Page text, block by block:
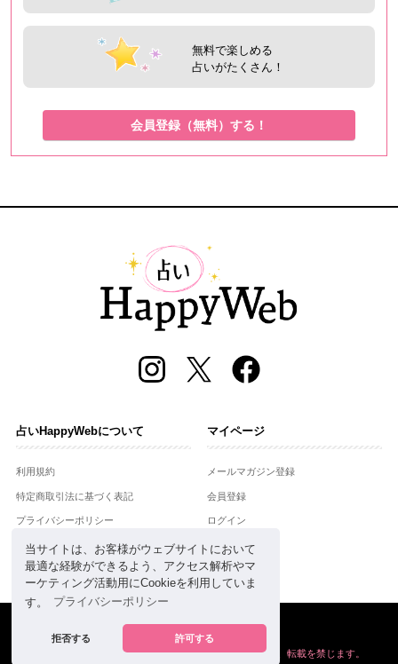
当サイトは、お客様がウェブサイトにおいて
最適な経験ができるよう、アクセス解析やマ
ーケティング活動用にCookieを利用していま
す。
プライバシーポリシー
拒否する 許可する
無料で楽しめる
占いがたくさん！
会員登録（無料）する！
占いHappyWebについて
利用規約
特定商取引法に基づく表記
プライバシーポリシー
運営会社
お問合せ
マイページ
メールマガジン登録
会員登録
ログイン
powered by
掲載の情報や画像など、すべてのコンテンツの無断複写、転載を禁じます。